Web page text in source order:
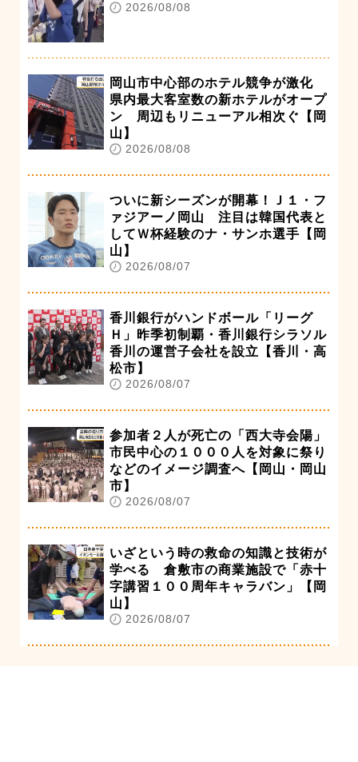
2026/08/08
岡山市中心部のホテル競争が激化
県内最大客室数の新ホテルがオープ
ン 周辺もリニューアル相次ぐ【岡
山】
2026/08/08
ついに新シーズンが開幕！Ｊ１・フ
ァジアーノ岡山 注目は韓国代表と
してＷ杯経験のナ・サンホ選手【岡
山】
2026/08/07
香川銀行がハンドボール「リーグ
Ｈ」昨季初制覇・香川銀行シラソル
香川の運営子会社を設立【香川・高
松市】
2026/08/07
参加者２人が死亡の「西大寺会陽」
市民中心の１０００人を対象に祭り
などのイメージ調査へ【岡山・岡山
市】
2026/08/07
いざという時の救命の知識と技術が
学べる 倉敷市の商業施設で「赤十
字講習１００周年キャラバン」【岡
山】
2026/08/07